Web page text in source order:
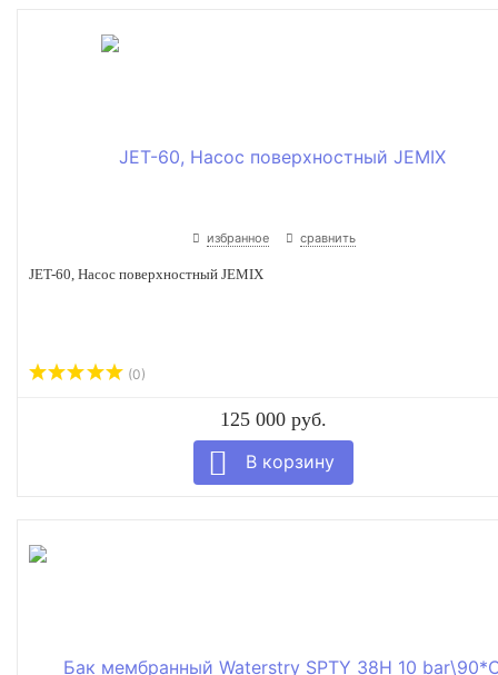
избранное сравнить
JET-60, Насос поверхностный JEMIX
(0)
125 000 руб.